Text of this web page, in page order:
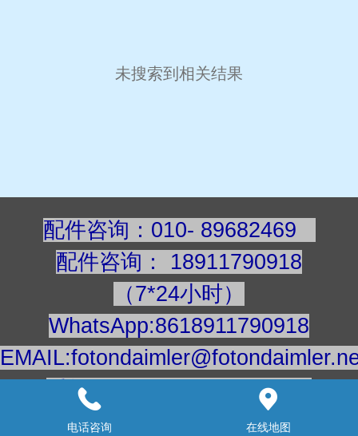
未搜索到相关结果
配件咨询：010- 89682469
配件咨询 ： 18911790918
（7*24小时）
WhatsApp:8618911790918
手机/微信：18911790918
建议用电脑浏览更清楚
电话咨询 在线地图